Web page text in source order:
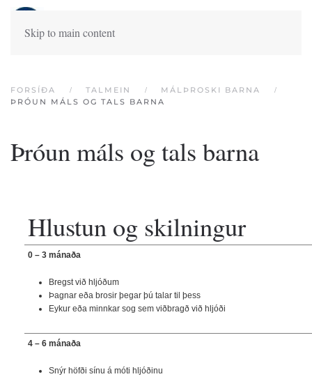
Skip to main content
FORSÍÐA TALMEIN
MÁLÞROSKI BARNA
ÞRÓUN MÁLS OG TALS BARNA
Þróun máls og tals barna
Hlustun og skilningur
0 – 3 mánaða
Bregst við hljóðum
Þagnar eða brosir þegar þú talar til þess
Eykur eða minnkar sog sem viðbragð við hljóði
4 – 6 mánaða
Snýr höfði sínu á móti hljóðinu